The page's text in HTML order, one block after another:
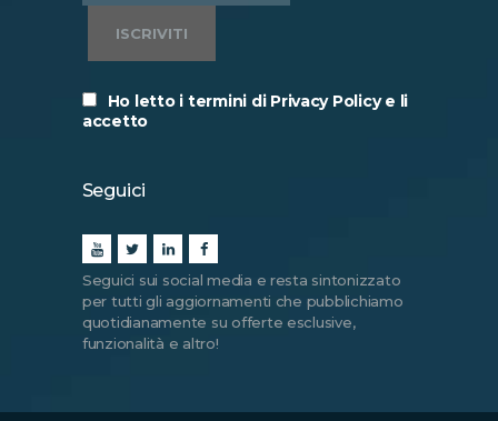
Ho letto i termini di Privacy Policy e li
accetto
Seguici
Seguici sui social media e resta sintonizzato
per tutti gli aggiornamenti che pubblichiamo
quotidianamente su offerte esclusive,
funzionalità e altro!